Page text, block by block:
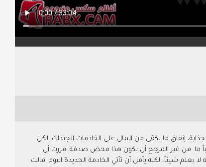
إنفاق ما يكفي من المال على الخادمات الجيدات. لكن
ما. من غير المرجح أن يكون هذا محض صدفة. قررت أن
شيئاً، لكنه يأمل أن تأتي الخادمة الجديدة اليوم. قالت